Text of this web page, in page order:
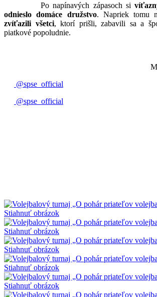
Po napínavých zápasoch si
odnieslo domáce družstvo. Napriek tomu
zvíťazili všetci, ktorí prišli, zabavili sa a
piatkové popoludnie.
@spse_official
@spse_official
Stiahnuť obrázok
Stiahnuť obrázok
Stiahnuť obrázok
Stiahnuť obrázok
Stiahnuť obrázok